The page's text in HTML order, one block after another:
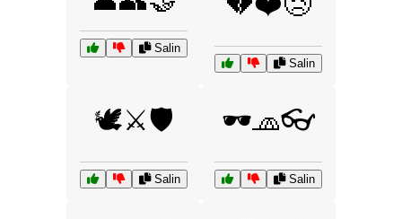
Salin
Salin
🕊️⚔️🛡️
Salin
🕶️🧢👓
Salin